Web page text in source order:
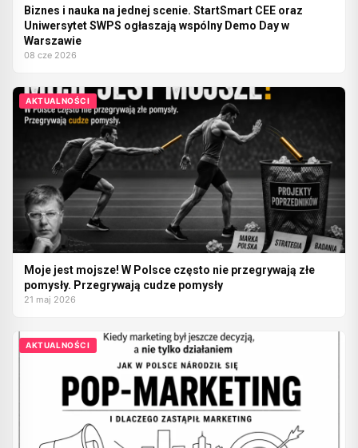
Biznes i nauka na jednej scenie. StartSmart CEE oraz
Uniwersytet SWPS ogłaszają wspólny Demo Day w
Warszawie
08 cze 2026
AKTUALNOŚCI
Moje jest mojsze! W Polsce często nie przegrywają złe
pomysły. Przegrywają cudze pomysły
21 maj 2026
AKTUALNOŚCI